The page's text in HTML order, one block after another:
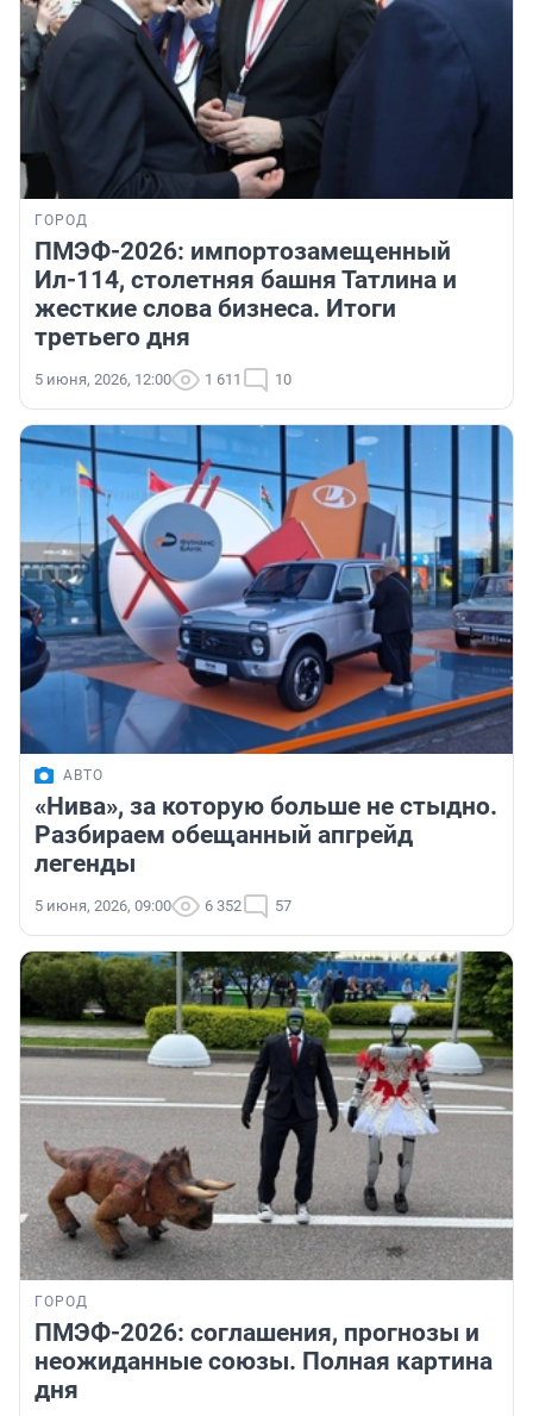
ГОРОД
ПМЭФ-2026: импортозамещенный
Ил-114, столетняя башня Татлина и
жесткие слова бизнеса. Итоги
третьего дня
5 июня, 2026, 12:00 1 611 10
АВТО
«Нива», за которую больше не стыдно.
Разбираем обещанный апгрейд
легенды
5 июня, 2026, 09:00 6 352 57
ГОРОД
ПМЭФ-2026: соглашения, прогнозы и
неожиданные союзы. Полная картина
дня